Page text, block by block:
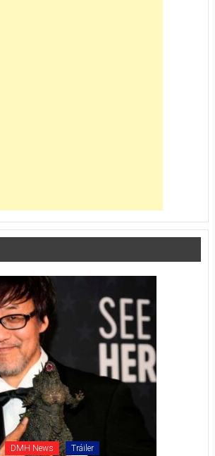
DMH News Tráiler